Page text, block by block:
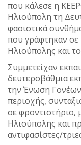
που κάλεσε η
Ηλιούπολη τη
φασιστικά
που γράφτηκαν σε
Ηλιούπολης και
Συμμετείχαν
δευτεροβάθμια
την Ένωση Γονέων
περιοχής,
σε φροντιστήριο,
Ηλιούπολης και
αντιφασίστες/